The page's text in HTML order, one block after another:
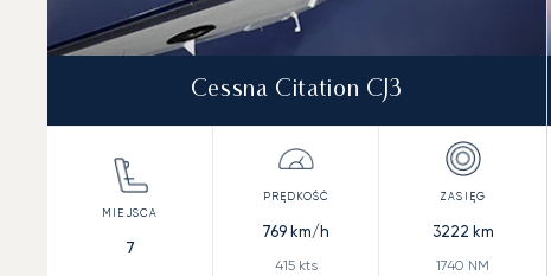
Cessna Citation CJ3
7
769 km/h
415kts
3222 km
1740 NM